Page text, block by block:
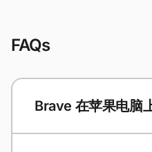
FAQs
Brave 在苹果电脑